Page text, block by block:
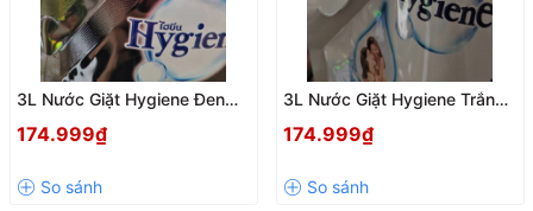
3L Nước Giặt Hygiene Đen
174.999₫
3L Nước Giặt Hygiene Trắng
174.999₫